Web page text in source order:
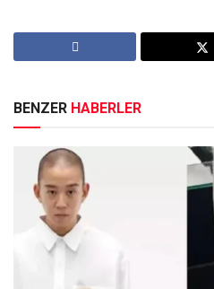
BENZER HABERLER